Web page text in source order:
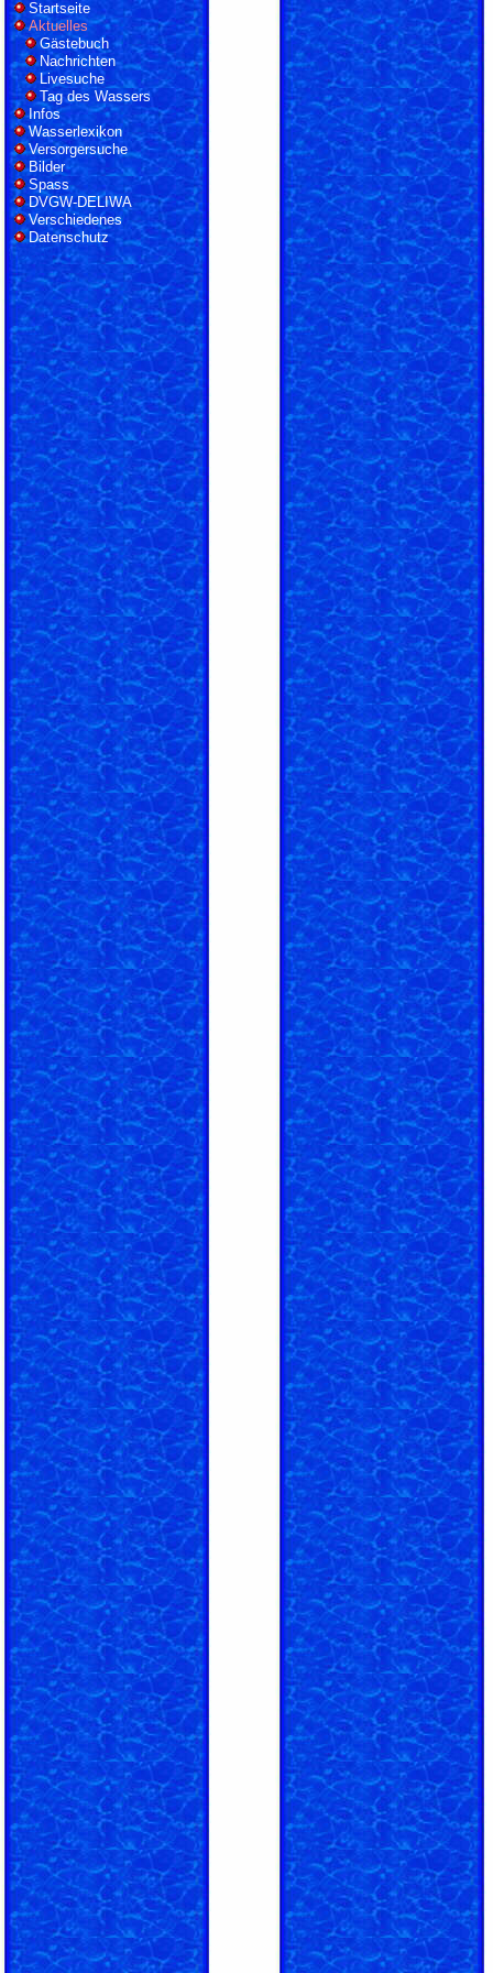
Startseite
Aktuelles
Gästebuch
Nachrichten
Livesuche
Tag des Wassers
Infos
Wasserlexikon
Versorgersuche
Bilder
Spass
DVGW-DELIWA
Verschiedenes
Datenschutz
LOGIN